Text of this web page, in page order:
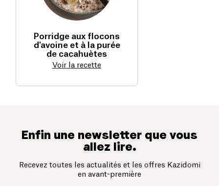
Porridge aux flocons
d'avoine et à la purée
de cacahuètes
Voir la recette
Enfin une newsletter que vous
allez lire.
Recevez toutes les actualités et les offres Kazidomi
en avant-première